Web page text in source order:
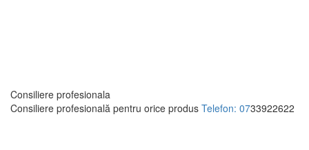
Consiliere profesionala
Consiliere profesională pentru orice produs Telefon: 0733922622